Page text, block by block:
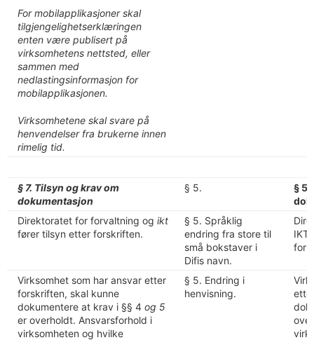
For mobilapplikasjoner skal
tilgjengelighetserklæringen
enten være publisert på
virksomhetens nettsted, eller
sammen med
nedlastingsinformasjon for
mobilapplikasjonen.
Virksomhetene skal svare på
henvendelser fra brukerne innen
rimelig tid.
§ 7. Tilsyn og krav om
dokumentasjon
§ 5.
§ 5.
Direktoratet for forvaltning og ikt
fører tilsyn etter forskriften.
§ 5. Språklig
endring fra store til
små bokstaver i
Difis navn.
IKT
Virksomhet som har ansvar etter
forskriften, skal kunne
dokumentere at krav i §§ 4 og 5
er overholdt. Ansvarsforhold i
virksomheten og hvilke
§ 5. Endring i
henvisning.